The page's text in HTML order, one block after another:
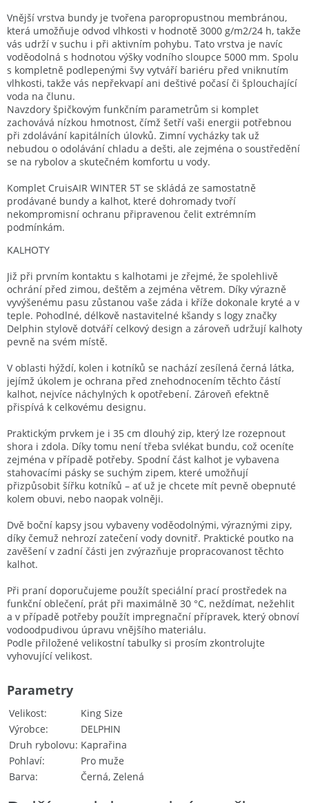
Vnější vrstva bundy je tvořena paropropustnou membránou,
která umožňuje odvod vlhkosti v hodnotě 3000 g/m2/24 h, takže
vás udrží v suchu i při aktivním pohybu. Tato vrstva je navíc
voděodolná s hodnotou výšky vodního sloupce 5000 mm. Spolu
s kompletně podlepenými švy vytváří bariéru před vniknutím
vlhkosti, takže vás nepřekvapí ani deštivé počasí či šplouchající
voda na člunu.
Navzdory špičkovým funkčním parametrům si komplet
zachovává nízkou hmotnost, čímž šetří vaši energii potřebnou
při zdolávání kapitálních úlovků. Zimní vycházky tak už
nebudou o odolávání chladu a dešti, ale zejména o soustředění
se na rybolov a skutečném komfortu u vody.
Komplet CruisAIR WINTER 5T se skládá ze samostatně
prodávané bundy a kalhot, které dohromady tvoří
nekompromisní ochranu připravenou čelit extrémním
podmínkám.
KALHOTY
Již při prvním kontaktu s kalhotami je zřejmé, že spolehlivě
ochrání před zimou, deštěm a zejména větrem. Díky výrazně
vyvýšenému pasu zůstanou vaše záda i kříže dokonale kryté a v
teple. Pohodlné, délkově nastavitelné kšandy s logy značky
Delphin stylově dotváří celkový design a zároveň udržují kalhoty
pevně na svém místě.
V oblasti hýždí, kolen i kotníků se nachází zesílená černá látka,
jejímž úkolem je ochrana před znehodnocením těchto částí
kalhot, nejvíce náchylných k opotřebení. Zároveň efektně
přispívá k celkovému designu.
Praktickým prvkem je i 35 cm dlouhý zip, který lze rozepnout
shora i zdola. Díky tomu není třeba svlékat bundu, což oceníte
zejména v případě potřeby. Spodní část kalhot je vybavena
stahovacími pásky se suchým zipem, které umožňují
přizpůsobit šířku kotníků – ať už je chcete mít pevně obepnuté
kolem obuvi, nebo naopak volněji.
Dvě boční kapsy jsou vybaveny voděodolnými, výraznými zipy,
díky čemuž nehrozí zatečení vody dovnitř. Praktické poutko na
zavěšení v zadní části jen zvýrazňuje propracovanost těchto
kalhot.
Při praní doporučujeme použít speciální prací prostředek na
funkční oblečení, prát při maximálně 30 °C, neždímat, nežehlit
a v případě potřeby použít impregnační přípravek, který obnoví
vodoodpudivou úpravu vnějšího materiálu.
Podle přiložené velikostní tabulky si prosím zkontrolujte
vyhovující velikost.
Velikost
King Size
Výrobce
DELPHIN
Druh rybolovu Kaprařina
Pohlaví
Pro muže
Barva
Černá, Zelená
Parametry